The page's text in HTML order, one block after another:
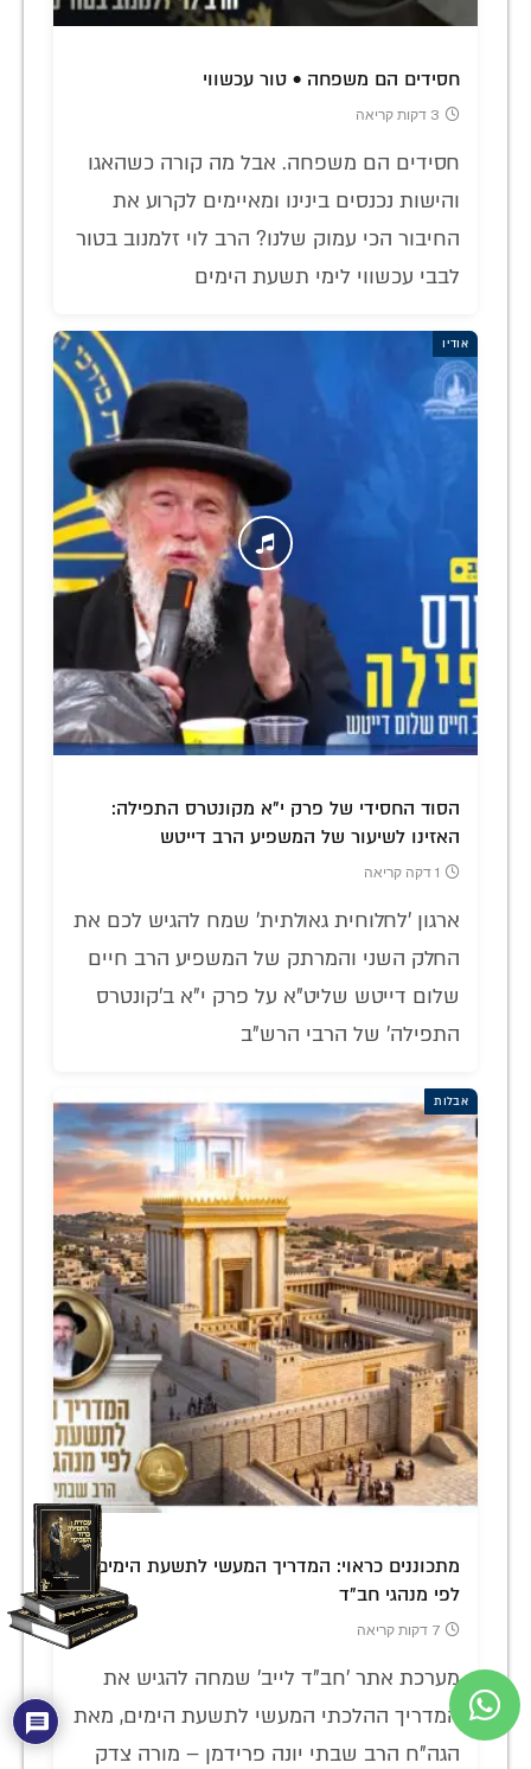
חסידים הם משפחה • טור עכשווי
3 דקות קריאה
חסידים הם משפחה. אבל מה קורה כשהאגו
והישות נכנסים בינינו ומאיימים לקרוע את
החיבור הכי עמוק שלנו? הרב לוי זלמנוב בטור
לבבי עכשווי לימי תשעת הימים
אודיו
הסוד החסידי של פרק י"א מקונטרס התפילה:
האזינו לשיעור של המשפיע הרב דייטש
1 דקה קריאה
ארגון 'לחלוחית גאולתית' שמח להגיש לכם את
החלק השני והמרתק של המשפיע הרב חיים
שלום דייטש שליט"א על פרק י"א ב'קונטרס
התפילה' של הרבי הרש"ב
אבלות
מתכוננים כראוי: המדריך המעשי לתשעת הימים
לפי מנהגי חב"ד
7 דקות קריאה
מערכת אתר 'חב"ד לייב' שמחה להגיש את
המדריך ההלכתי המעשי לתשעת הימים, מאת
הגה"ח הרב שבתי יונה פרידמן – מורה צדק